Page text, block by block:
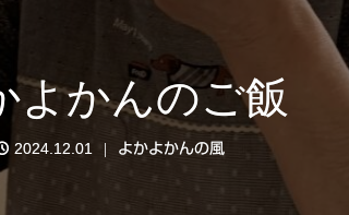
よかんのご飯
2024.12.01 よかよかんの風